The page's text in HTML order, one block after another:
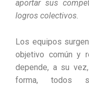
aportar sus
logros colectivos.
Los equipos
objetivo común y
depende, a su
forma, todos